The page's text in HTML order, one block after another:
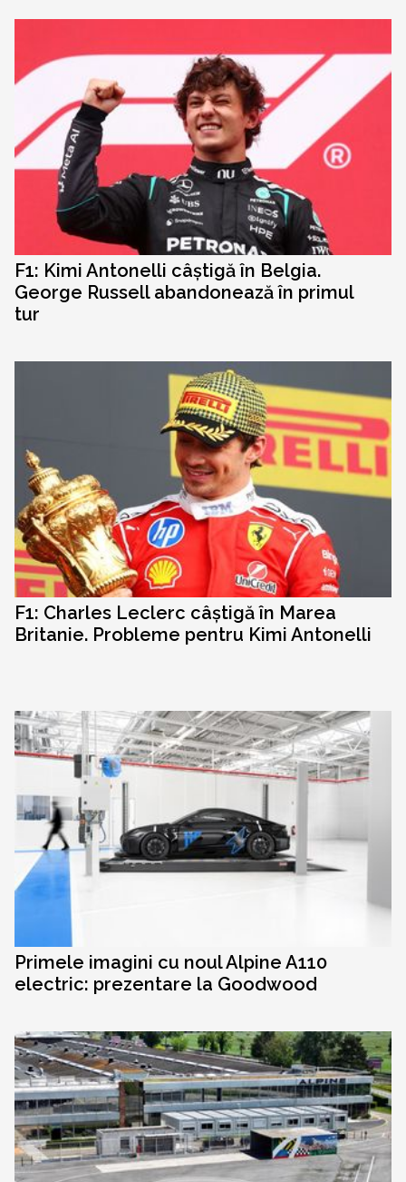
F1: Kimi Antonelli câștigă în Belgia.
George Russell abandonează în primul
tur
F1: Charles Leclerc câștigă în Marea
Britanie. Probleme pentru Kimi Antonelli
Primele imagini cu noul Alpine A110
electric: prezentare la Goodwood